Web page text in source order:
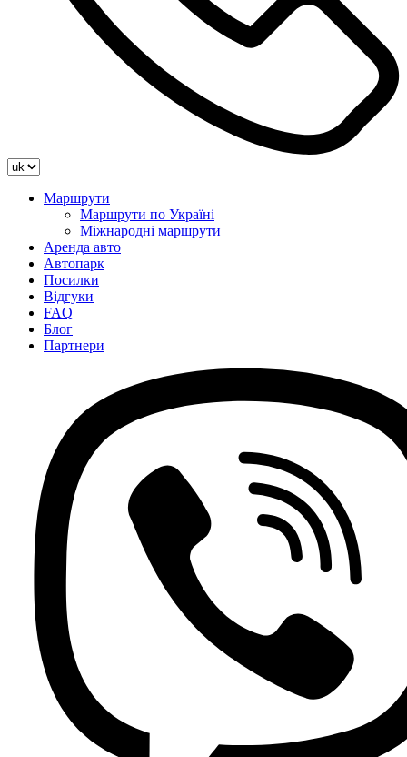
Маршрути
Маршрути по Україні
Міжнародні маршрути
Аренда авто
Автопарк
Посилки
Відгуки
FAQ
Блог
Партнери